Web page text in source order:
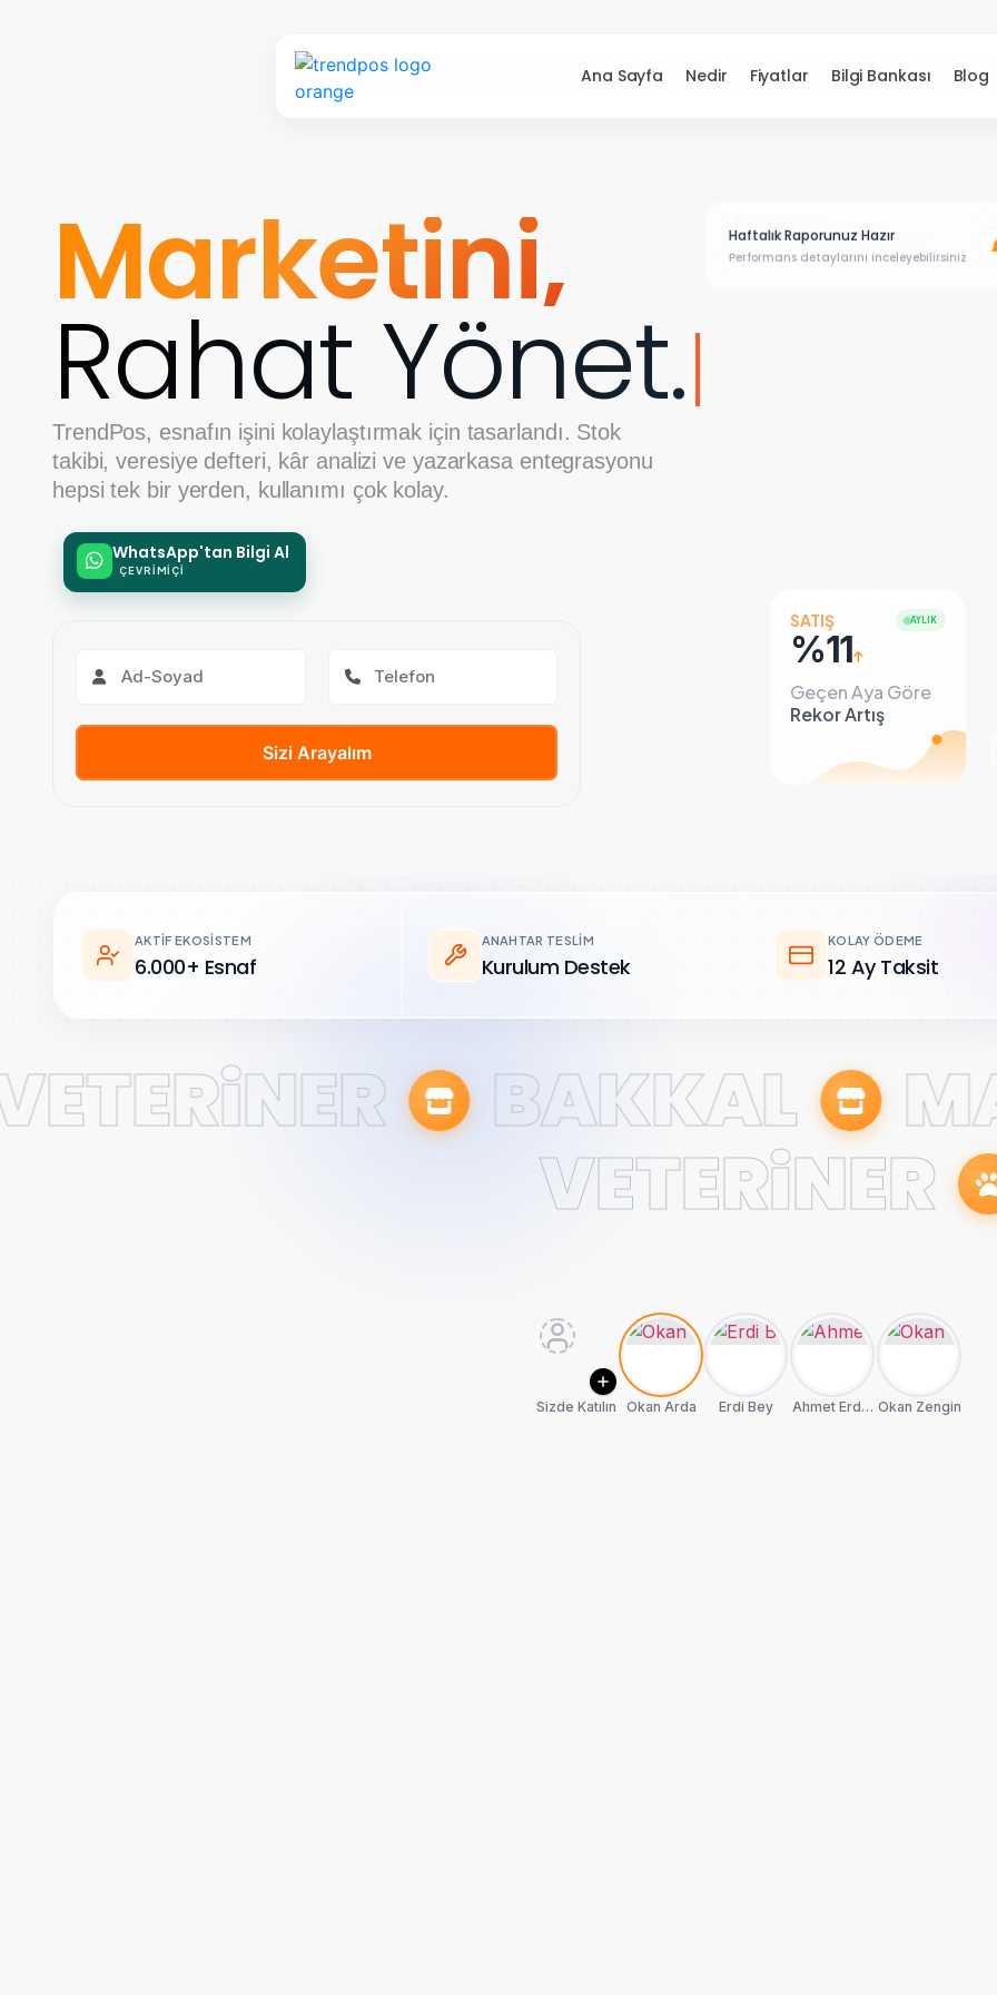
Ana Sayfa Nedir Fiyatlar Bilgi Bankası Blog
Bakkalını,
Rahat Yönet.
TrendPos, esnafın işini kolaylaştırmak için tasarlandı. Stok
takibi, veresiye defteri, kâr analizi ve yazarkasa entegrasyonu
hepsi tek bir yerden, kullanımı çok kolay.
WhatsApp'tan Bilgi Al
ÇEVRIMIÇI
Sizi Arayalım
SATIŞ
%25
AYLIK
Geçen Aya Göre
Rekor Artış
Haftalık Raporunuz Hazır
Performans detaylarını inceleyebilirsiniz
Yeni Ürün Eklendi
AKTIF EKOSISTEM
6.000+ Esnaf
ANAHTAR TESLIM
Kurulum Destek
KOLAY ÖDEME
12 Ay Taksit
BAKKAL
VETERiNER
Sizde Katılın Okan Arda Erdi Bey Ahmet ErdemOkan Zengin